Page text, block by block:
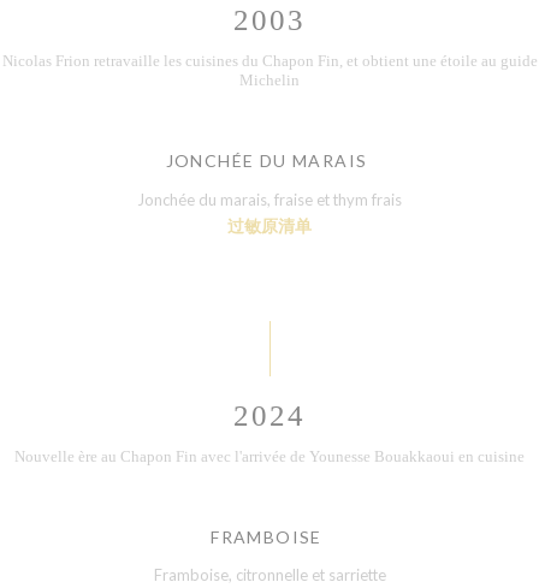
2003
Nicolas Frion retravaille les cuisines du Chapon Fin, et obtient une étoile au guide
Michelin
JONCHÉE DU MARAIS
Jonchée du marais, fraise et thym frais
过敏原清单
2024
Nouvelle ère au Chapon Fin avec l'arrivée de Younesse Bouakkaoui en cuisine
FRAMBOISE
Framboise, citronnelle et sarriette